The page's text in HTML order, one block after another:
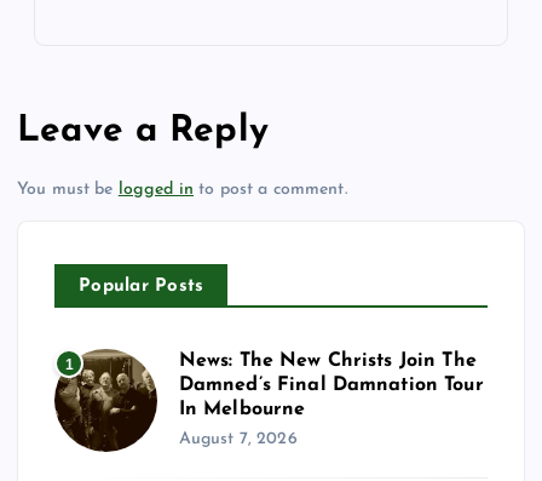
Leave a Reply
You must be logged in to post a comment.
Popular Posts
1
News: The New Christs Join The
Damned’s Final Damnation Tour
In Melbourne
August 7, 2026